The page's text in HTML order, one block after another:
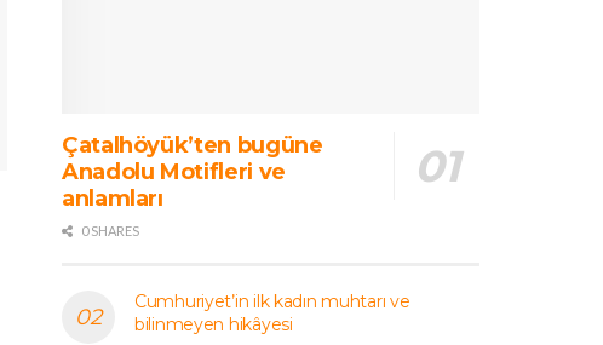
Çatalhöyük’ten bugüne
Anadolu Motifleri ve
anlamları
0 SHARES
Cumhuriyet’in ilk kadın muhtarı ve
bilinmeyen hikâyesi